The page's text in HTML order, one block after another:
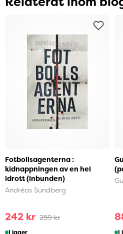
Fotbollsagenterna :
kidnappningen av en hel
idrott (inbunden)
Andréas Sundberg
242 kr 259 kr
I lager I